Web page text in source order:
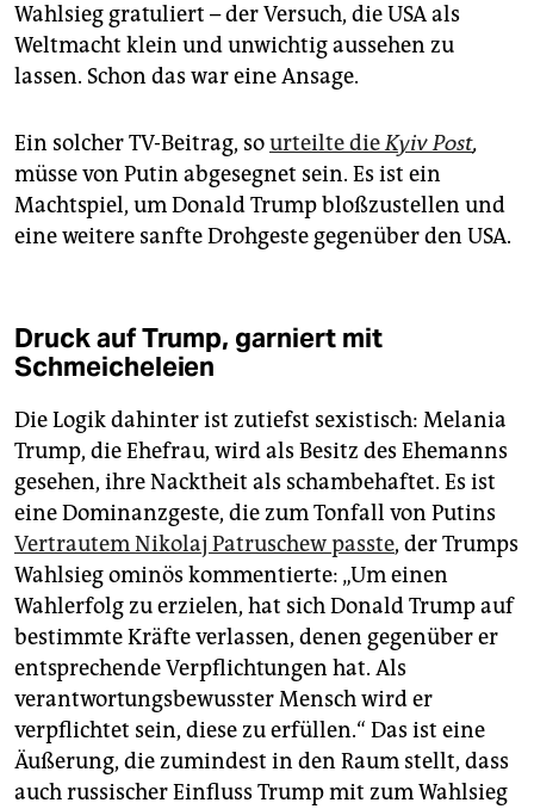
Wahlsieg gratuliert – der Versuch, die USA als
Weltmacht klein und unwichtig aussehen zu
lassen. Schon das war eine Ansage.
Ein solcher TV-Beitrag, sourteilte dieKyiv Post,
müsse von Putin abgesegnet sein. Es ist ein
Machtspiel, um Donald Trump bloßzustellen und
eine weitere sanfte Drohgeste gegenüber den USA.
Druck auf Trump, garniert mit
Schmeicheleien
Die Logik dahinter ist zutiefst sexistisch: Melania
Trump, die Ehefrau, wird als Besitz des Ehemanns
gesehen, ihre Nacktheit als schambehaftet. Es ist
eine Dominanzgeste, die zum Tonfall von Putins
Vertrautem Nikolaj Patruschew passte, der Trumps
Wahlsieg ominös kommentierte: „Um einen
Wahlerfolg zu erzielen, hat sich Donald Trump auf
bestimmte Kräfte verlassen, denen gegenüber er
entsprechende Verpflichtungen hat. Als
verantwortungsbewusster Mensch wird er
verpflichtet sein, diese zu erfüllen.“ Das ist eine
Äußerung, die zumindest in den Raum stellt, dass
auch russischer Einfluss Trump mit zum Wahlsieg